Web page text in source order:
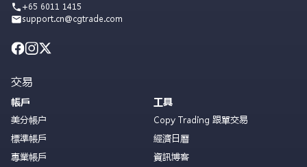
+65 6011 1415
support.cn@cgtrade.com
交易
帳戶
美分帳户
標準帳戶
專業帳戶
工具
Copy Trading 跟單交易
經濟日曆
資訊博客